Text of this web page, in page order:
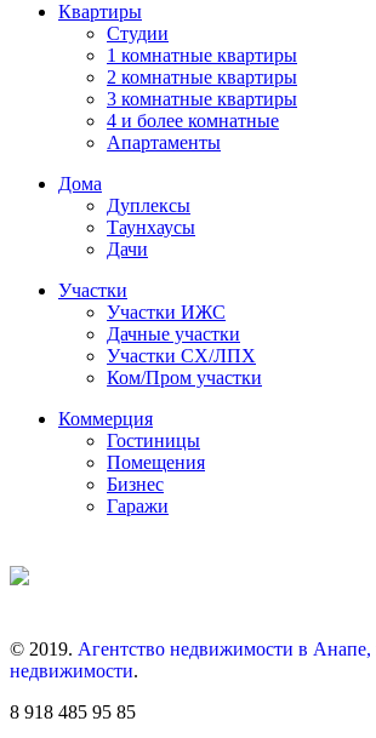
Квартиры
Студии
1 комнатные квартиры
2 комнатные квартиры
3 комнатные квартиры
4 и более комнатные
Апартаменты
Дома
Дуплексы
Таунхаусы
Дачи
Участки
Участки ИЖС
Дачные участки
Участки СХ/ЛПХ
Ком/Пром участки
Коммерция
Гостиницы
Помещения
Бизнес
Гаражи
© 2019. Агентство недвижимости в Анапе,
недвижимости.
8 918 485 95 85